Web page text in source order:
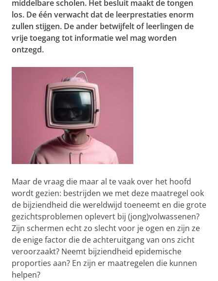
middelbare scholen. Het besluit maakt de tongen
los. De één verwacht dat de leerprestaties enorm
zullen stijgen. De ander betwijfelt of leerlingen de
vrije toegang tot informatie wel mag worden
ontzegd.
Maar de vraag die maar al te vaak over het hoofd
wordt gezien: bestrijden we met deze maatregel ook
de bijziendheid die wereldwijd toeneemt en die grote
gezichtsproblemen oplevert bij (jong)volwassenen?
Zijn schermen echt zo slecht voor je ogen en zijn ze
de enige factor die de achteruitgang van ons zicht
veroorzaakt? Neemt bijziendheid epidemische
proporties aan? En zijn er maatregelen die kunnen
helpen?